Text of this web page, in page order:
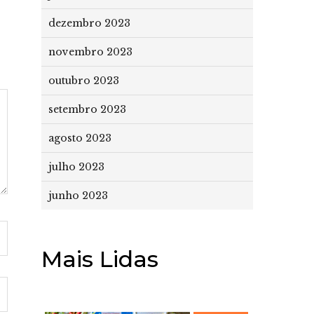
dezembro 2023
novembro 2023
outubro 2023
setembro 2023
agosto 2023
julho 2023
junho 2023
Mais Lidas